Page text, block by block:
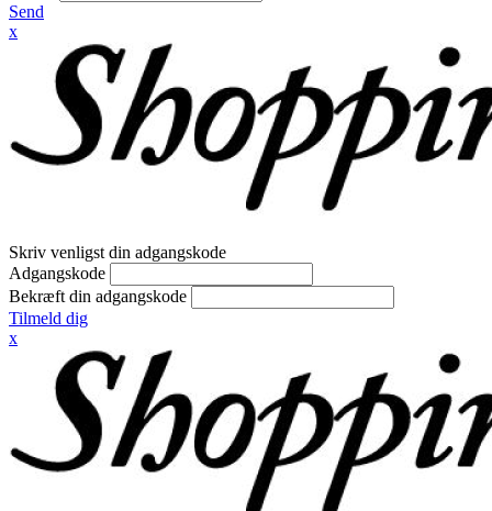
Send
x
Skriv venligst din adgangskode
Adgangskode
Bekræft din adgangskode
Tilmeld dig
x